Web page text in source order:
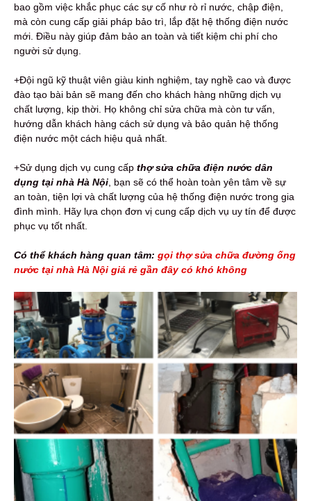
bao gồm việc khắc phục các sự cố như rò rỉ nước, chập điện,
mà còn cung cấp giải pháp bảo trì, lắp đặt hệ thống điện nước
mới. Điều này giúp đảm bảo an toàn và tiết kiệm chi phí cho
người sử dụng.
+Đội ngũ kỹ thuật viên giàu kinh nghiệm, tay nghề cao và được
đào tạo bài bản sẽ mang đến cho khách hàng những dịch vụ
chất lượng, kịp thời. Họ không chỉ sửa chữa mà còn tư vấn,
hướng dẫn khách hàng cách sử dụng và bảo quản hệ thống
điện nước một cách hiệu quả nhất.
+Sử dụng dịch vụ cung cấp thợ sửa chữa điện nước dân
dụng tại nhà Hà Nội , bạn sẽ có thể hoàn toàn yên tâm về sự
an toàn, tiện lợi và chất lượng của hệ thống điện nước trong gia
đình mình. Hãy lựa chọn đơn vị cung cấp dịch vụ uy tín để được
phục vụ tốt nhất.
Có thể khách hàng quan tâm: gọi thợ sửa chữa đường ống
nước tại nhà Hà Nội giá rẻ gần đây có khó không